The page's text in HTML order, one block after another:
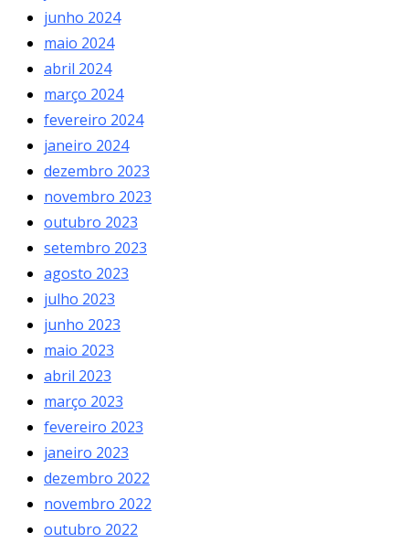
junho 2024
maio 2024
abril 2024
março 2024
fevereiro 2024
janeiro 2024
dezembro 2023
novembro 2023
outubro 2023
setembro 2023
agosto 2023
julho 2023
junho 2023
maio 2023
abril 2023
março 2023
fevereiro 2023
janeiro 2023
dezembro 2022
novembro 2022
outubro 2022